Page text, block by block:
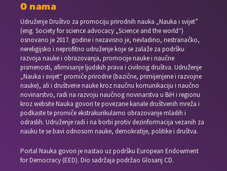
O nama
Udruženje Društvo za promociju prirodnih nauka „Nauka i svijet”
(eng. Society for science advocacy „Science and the world“)
osnovano je 2017. godine i nezavisno je, nevladino, nestranačko,
nereligijsko i neprofitno udruženje koje se zalaže za podršku
razvoja nauke i obrazovanja, promocije nauke i naučne
pismenosti, afirmisanje ljudskih prava i civilnog društva. Udruženje
„Nauka i svijet“ promiče prirodne (bazične, primijenjene i razvojne
nauke), ali i društvene nauke kroz naučnu komunikaciju i naučno
novinarstvo, radi na razvoju naučnog novinarstva u BiH i regionu
kroz website Nauka govori te povezane kanale društvenih mreža i
podkaste te promiče ekstrakurikularno obrazovanje mladih i
odraslih. Udruženje radi i na borbi protiv dezinformacija vezanih za
nauku te se bavi odnosom nauke, demokratije, politike i društva.
Portal Nauka govori je nastao uz podršku European Endowment
for Democracy (EED). Dio sadržaja podržao Glosarij CD.